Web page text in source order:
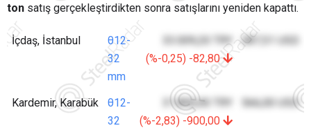
ton satış gerçekleştirdikten sonra satışlarını yeniden kapattı.
İçdaş, İstanbul
θ12-
32
mm
33.009,20 TRY
(%-0,25) -82,80
587,51 USD
Kardemir, Karabük
θ12-
32
31.800,00 TRY
(%-2,83) -900,00
566,00 USD